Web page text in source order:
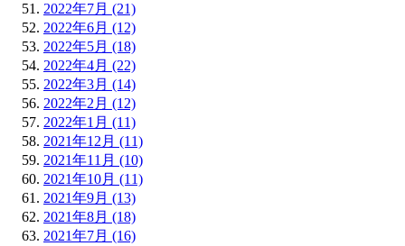
2022年7月 (21)
2022年6月 (12)
2022年5月 (18)
2022年4月 (22)
2022年3月 (14)
2022年2月 (12)
2022年1月 (11)
2021年12月 (11)
2021年11月 (10)
2021年10月 (11)
2021年9月 (13)
2021年8月 (18)
2021年7月 (16)